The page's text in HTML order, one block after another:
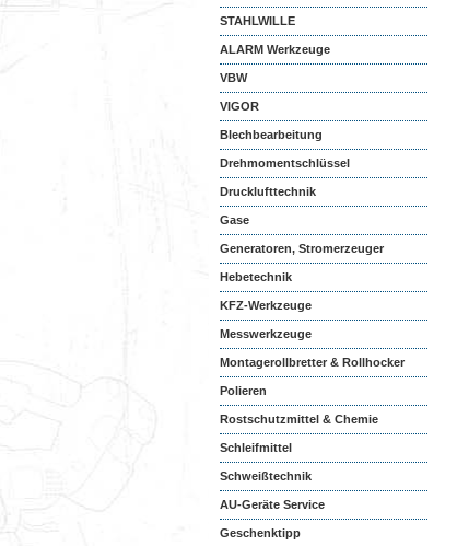
STAHLWILLE
ALARM Werkzeuge
VBW
VIGOR
Blechbearbeitung
Drehmomentschlüssel
Drucklufttechnik
Gase
Generatoren, Stromerzeuger
Hebetechnik
KFZ-Werkzeuge
Messwerkzeuge
Montagerollbretter & Rollhocker
Polieren
Rostschutzmittel & Chemie
Schleifmittel
Schweißtechnik
AU-Geräte Service
Geschenktipp